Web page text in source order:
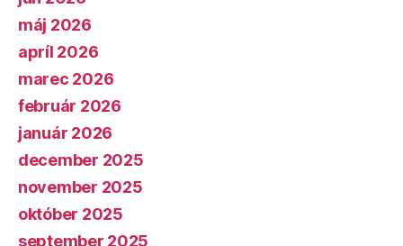
máj 2026
apríl 2026
marec 2026
február 2026
január 2026
december 2025
november 2025
október 2025
september 2025